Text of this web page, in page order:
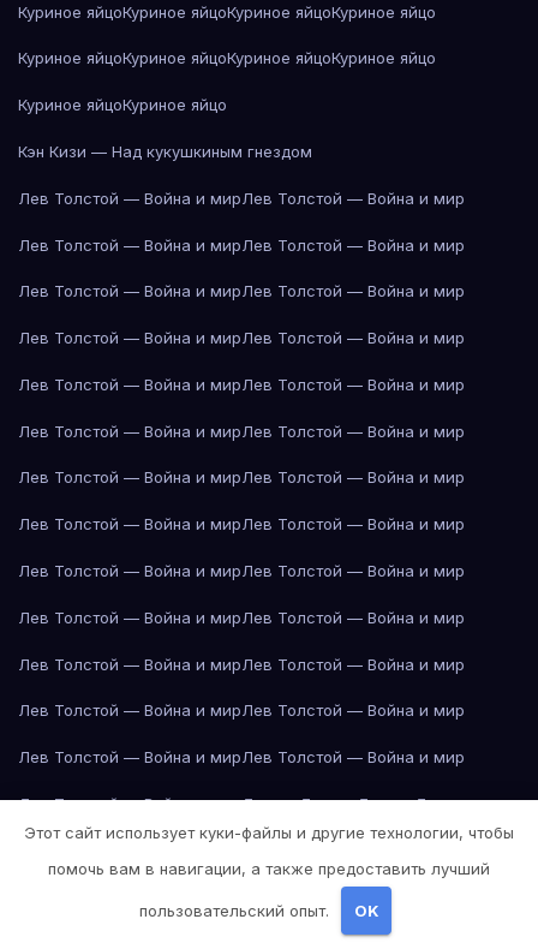
Куриное яйцоКуриное яйцоКуриное яйцоКуриное яйцо
Куриное яйцоКуриное яйцоКуриное яйцоКуриное яйцо
Куриное яйцоКуриное яйцо
Кэн Кизи — Над кукушкиным гнездом
Лев Толстой — Война и мирЛев Толстой — Война и мир
Лев Толстой — Война и мирЛев Толстой — Война и мир
Лев Толстой — Война и мирЛев Толстой — Война и мир
Лев Толстой — Война и мирЛев Толстой — Война и мир
Лев Толстой — Война и мирЛев Толстой — Война и мир
Лев Толстой — Война и мирЛев Толстой — Война и мир
Лев Толстой — Война и мирЛев Толстой — Война и мир
Лев Толстой — Война и мирЛев Толстой — Война и мир
Лев Толстой — Война и мирЛев Толстой — Война и мир
Лев Толстой — Война и мирЛев Толстой — Война и мир
Лев Толстой — Война и мирЛев Толстой — Война и мир
Лев Толстой — Война и мирЛев Толстой — Война и мир
Лев Толстой — Война и мирЛев Толстой — Война и мир
Лев Толстой — Война и мирЛондонЛондонЛондонЛондон
Лос-Анджелес Лос-Анджелес
Лос-АнджелесЛос-Анджелес
Этот сайт использует куки-файлы и другие технологии, чтобы
помочь вам в навигации, а также предоставить лучший
пользовательский опыт. OK